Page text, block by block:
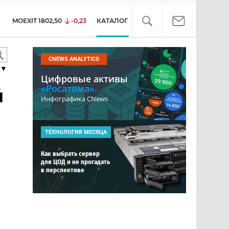
MOEXIT 1802,50 -0,23 КАТАЛОГ
CNEWS ANALYTICS
Цифровые активы
«Росатома».
Инфографика CNews
ТЕХНОЛОГИЯ МЕСЯЦА
Как выбрать сервер
для ЦОД и не прогадать
в перспективе